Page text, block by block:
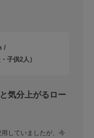
/
子供2人）
気分上がるロー
していましたが、今